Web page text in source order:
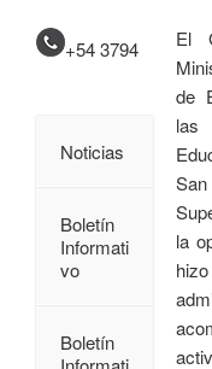
El
de
la
+54 3794
Noticias
Boletín
Informati
vo
Boletín